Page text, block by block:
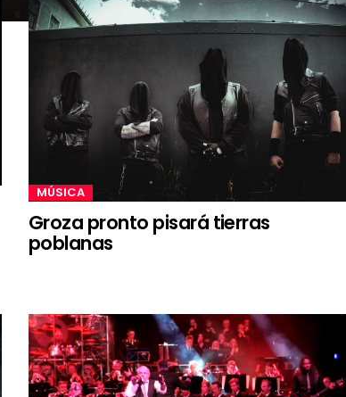
MÚSICA
Groza pronto pisará tierras
poblanas